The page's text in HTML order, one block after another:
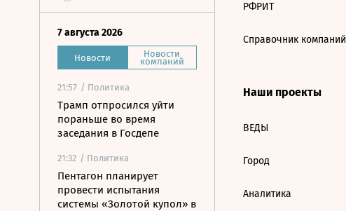
7 августа 2026
Новости Новости
компаний
21:57 / Политика
Трамп отпросился уйти
пораньше во время
заседания в Госдепе
21:32 / Политика
Пентагон планирует
провести испытания
системы «Золотой купол» в
РФРИТ
Справочник компаний
Наши проекты
ВЕДЫ
Город
Аналитика